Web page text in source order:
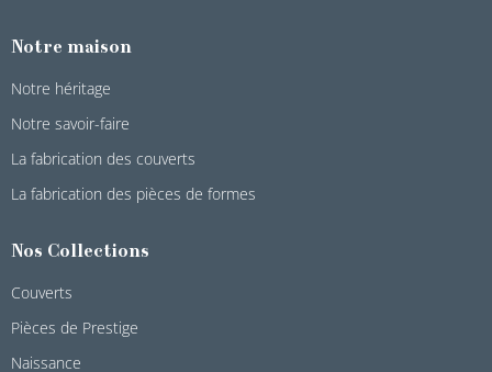
Notre maison
Notre héritage
Notre savoir-faire
La fabrication des couverts
La fabrication des pièces de formes
Nos Collections
Couverts
Pièces de Prestige
Naissance